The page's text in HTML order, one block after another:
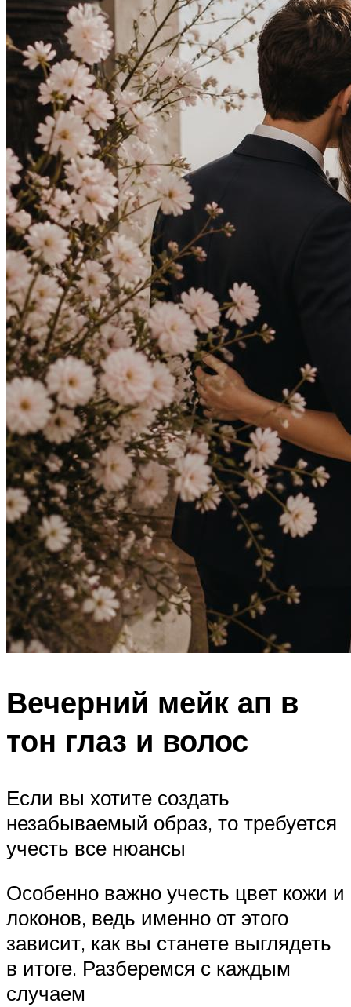
Вечерний мейк ап в
тон глаз и волос
Если вы хотите создать
незабываемый образ, то требуется
учесть все нюансы
Особенно важно учесть цвет кожи и
локонов, ведь именно от этого
зависит, как вы станете выглядеть
в итоге. Разберемся с каждым
случаем